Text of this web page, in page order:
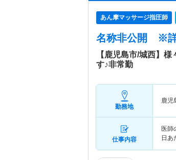
あん摩マッサージ指圧師
名称非公開 ※詳
【鹿児島市/城西】
す♪非常勤
勤務地
鹿児
仕事内容
医師
日あ